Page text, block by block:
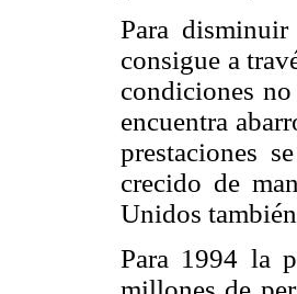
Para
consigue a
condiciones
encuentra
prestaciones
crecido de
Unidos
Para 1994 la